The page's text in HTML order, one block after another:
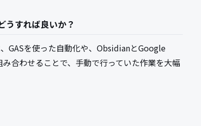
すれば良いか？
GASを使った自動化や、ObsidianとGoogle
合わせることで、手動で行っていた作業を大幅